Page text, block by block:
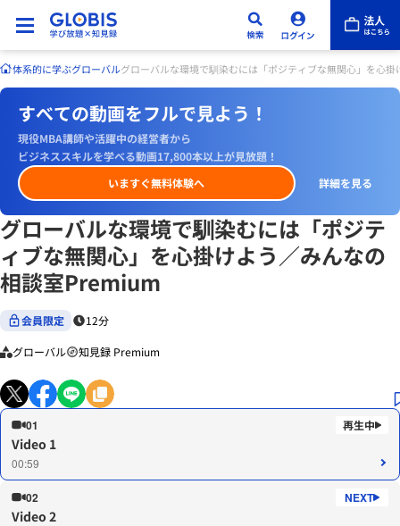
体系的に学ぶグローバルグローバルな環境で馴染むには「ポジティブな無関心」を心
すべての動画をフルで見よう！
現役MBA講師や活躍中の経営者から
ビジネススキルを学べる動画17,800本以上が見放題！
いますぐ無料体験へ
詳細を見る
グローバルな環境で馴染むには「ポジテ
ィブな無関心」を心掛けよう／みんなの
相談室Premium
会員限定 12分
グローバル 知見録 Premium
01
Video 1
00:59
02
Video 2